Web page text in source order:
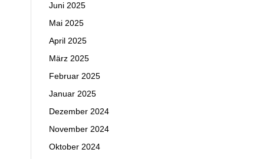
Juni 2025
Mai 2025
April 2025
März 2025
Februar 2025
Januar 2025
Dezember 2024
November 2024
Oktober 2024